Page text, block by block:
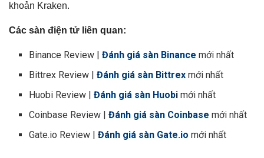
khoản Kraken.
Các sàn điện tử liên quan:
Binance Review |Đánh giá sàn Binance mới nhất
Bittrex Review |Đánh giá sàn Bittrex mới nhất
Huobi Review |Đánh giá sàn Huobi mới nhất
Coinbase Review |Đánh giá sàn Coinbase mới nhất
Gate.io Review |Đánh giá sàn Gate.io mới nhất